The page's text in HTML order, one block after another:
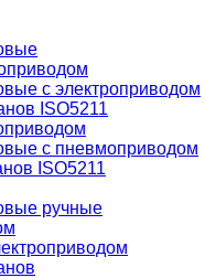
с электроприводом
ISO5211
с пневмоприводом
ISO5211
ручные